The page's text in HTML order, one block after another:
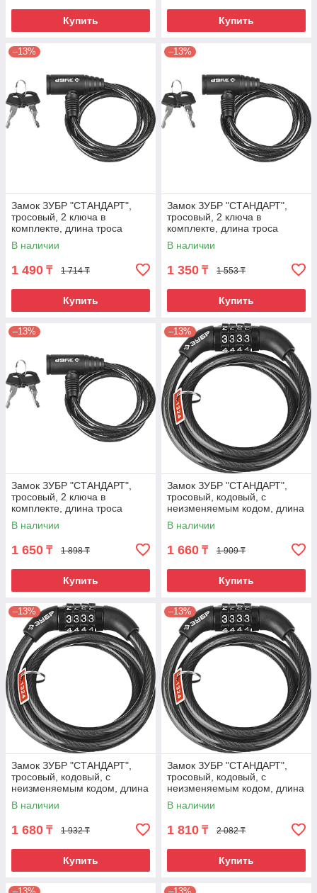
Купить Купить
–13%
Замок ЗУБР "СТАНДАРТ",
тросовый, 2 ключа в
комплекте, длина троса
1200мм, d 6мм 950
В наличии
1 490 ₸ 1 714 ₸
Купить
–13%
Замок ЗУБР "СТАНДАРТ",
тросовый, 2 ключа в
комплекте, длина троса
1200мм, d 6мм 650
В наличии
1 350 ₸ 1 553 ₸
Купить
–13%
Замок ЗУБР "СТАНДАРТ",
тросовый, 2 ключа в
комплекте, длина троса
1200мм, d 6мм
В наличии
1 650 ₸ 1 898 ₸
Купить
–13%
Замок ЗУБР "СТАНДАРТ",
тросовый, кодовый, с
неизменяемым кодом, длина
троса - 1200мм, d 8мм. 950
В наличии
1 660 ₸ 1 909 ₸
Купить
–13%
Замок ЗУБР "СТАНДАРТ",
тросовый, кодовый, с
неизменяемым кодом, длина
троса - 1200мм, d 8мм. 650
В наличии
1 680 ₸ 1 932 ₸
Купить
–13%
Замок ЗУБР "СТАНДАРТ",
тросовый, кодовый, с
неизменяемым кодом, длина
троса - 1200мм, d 8мм.
В наличии
1 810 ₸ 2 082 ₸
Купить